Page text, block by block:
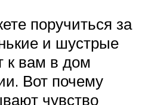
поручиться за
и шустрые
к вам в дом
Вот почему
чувство